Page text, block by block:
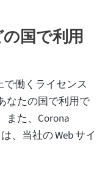
国で利用
で働くライセンス
なたの国で利用で
また、Corona
、当社の Web サイ